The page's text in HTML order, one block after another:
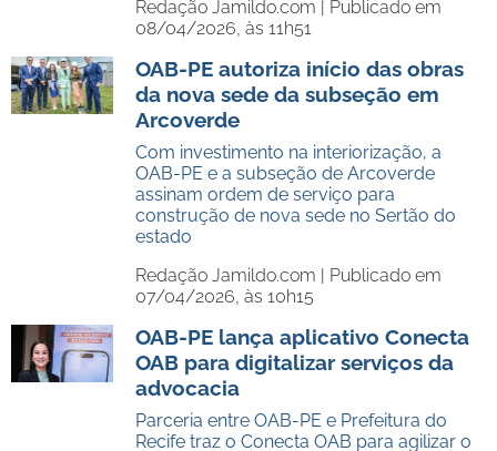
Redação Jamildo.com | Publicado em
08/04/2026, às 11h51
OAB-PE autoriza início das obras
da nova sede da subseção em
Arcoverde
Com investimento na interiorização, a
OAB-PE e a subseção de Arcoverde
assinam ordem de serviço para
construção de nova sede no Sertão do
estado
Redação Jamildo.com | Publicado em
07/04/2026, às 10h15
OAB-PE lança aplicativo Conecta
OAB para digitalizar serviços da
advocacia
Parceria entre OAB-PE e Prefeitura do
Recife traz o Conecta OAB para agilizar o